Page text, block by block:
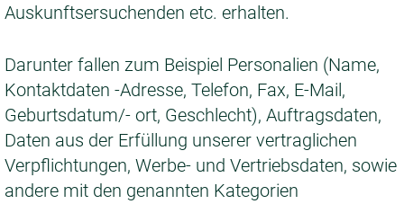
Auskunftsersuchenden etc. erhalten.
Darunter fallen zum Beispiel Personalien (Name,
Kontaktdaten -Adresse, Telefon, Fax, E-Mail,
Geburtsdatum/- ort, Geschlecht), Auftragsdaten,
Daten aus der Erfüllung unserer vertraglichen
Verpflichtungen, Werbe- und Vertriebsdaten, sowie
andere mit den genannten Kategorien